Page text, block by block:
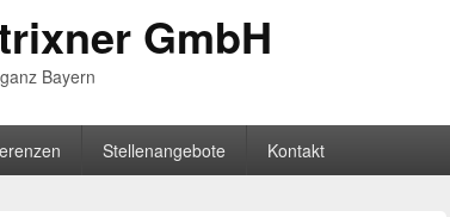
GmbH
Bayern
Stellenangebote Kontakt